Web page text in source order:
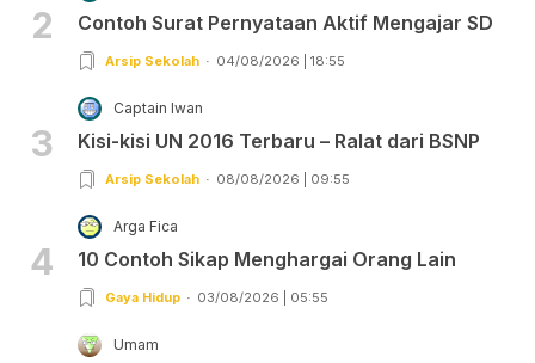
2 Contoh Surat Pernyataan Aktif Mengajar SD
Arsip Sekolah 04/08/2026 | 18:55
3
Captain Iwan
Kisi-kisi UN 2016 Terbaru – Ralat dari BSNP
Arsip Sekolah 08/08/2026 | 09:55
4
Arga Fica
10 Contoh Sikap Menghargai Orang Lain
Gaya Hidup 03/08/2026 | 05:55
Umam